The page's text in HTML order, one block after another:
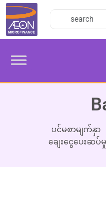
ပင်မစာမျက်နှာ
ချေးငွေပေးဆ